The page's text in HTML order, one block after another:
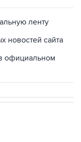
ленту
новостей сайта
официальном